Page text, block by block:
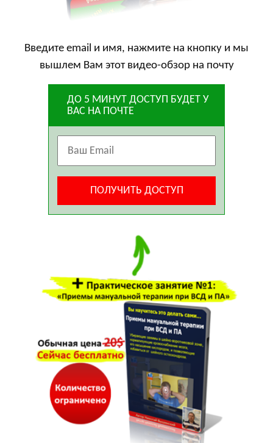
Введите email и имя, нажмите на кнопку и мы
вышлем Вам этот видео-обзор на почту
ДО 5 МИНУТ ДОСТУП БУДЕТ У
ВАС НА ПОЧТЕ